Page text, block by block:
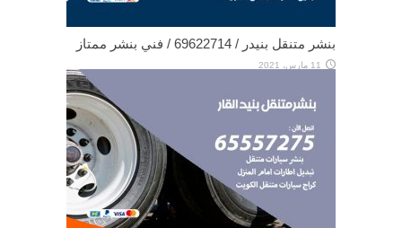
بنشر متنقل بنيدر / 69622714‬ / فني بنشر ممتاز
11 مارس، 2021